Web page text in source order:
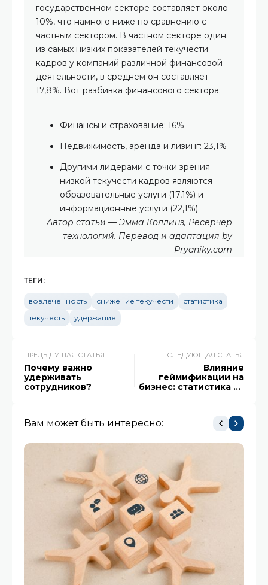
государственном секторе составляет около
10%, что намного ниже по сравнению с
частным сектором. В частном секторе один
из самых низких показателей текучести
кадров у компаний различной финансовой
деятельности, в среднем он составляет
17,8%. Вот разбивка финансового сектора:
Финансы и страхование: 16%
Недвижимость, аренда и лизинг: 23,1%
Другими лидерами с точки зрения
низкой текучести кадров являются
образовательные услуги (17,1%) и
информационные услуги (22,1%).
Автор статьи — Эмма Коллинз, Ресерчер
технологий. Перевод и адаптация by
Pryaniky.com
ТЕГИ:
вовлеченность снижение текучести
статистика
текучесть
удержание
ПРЕДЫДУЩАЯ СТАТЬЯ
Почему важно
удерживать
сотрудников?
СЛЕДУЮЩАЯ СТАТЬЯ
Влияние
геймификации на
бизнес: статистика от
Вам может быть интересно: